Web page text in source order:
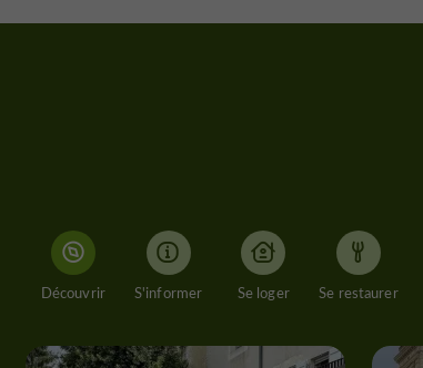
Découvrir S'informer Se loger Se restaurer